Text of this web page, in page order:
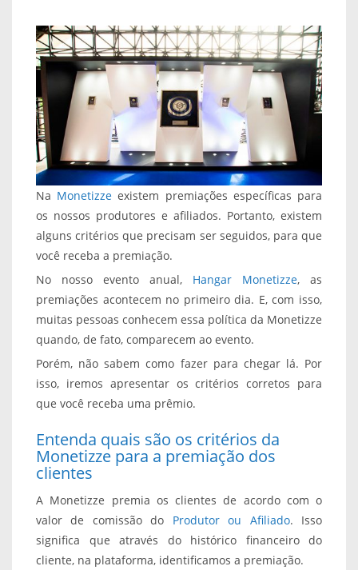
Na Monetizze existem premiações específicas para
os nossos produtores e afiliados. Portanto, existem
alguns critérios que precisam ser seguidos, para que
você receba a premiação.
No nosso evento anual, Hangar Monetizze, as
premiações acontecem no primeiro dia. E, com isso,
muitas pessoas conhecem essa política da Monetizze
quando, de fato, comparecem ao evento.
Porém, não sabem como fazer para chegar lá. Por
isso, iremos apresentar os critérios corretos para
que você receba uma prêmio.
Entenda quais são os critérios da
Monetizze para a premiação dos
clientes
A Monetizze premia os clientes de acordo com o
valor de comissão do Produtor ou Afiliado. Isso
significa que através do histórico financeiro do
cliente, na plataforma, identificamos a premiação.